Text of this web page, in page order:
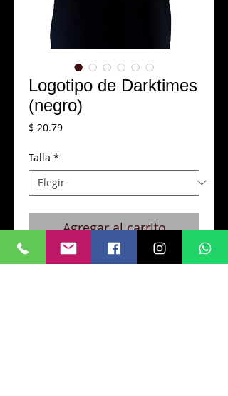
Logotipo de Darktimes
(negro)
$ 20.79Precio
Talla *
Agregar al carrito
Diseño de logotipo Darktimes en